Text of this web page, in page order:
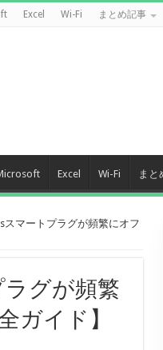
Excel Wi-Fi まとめ記事
Excel Wi-Fi まと
スマートプラグが頻繁にオフ
ラグが頻繁
ガイド】